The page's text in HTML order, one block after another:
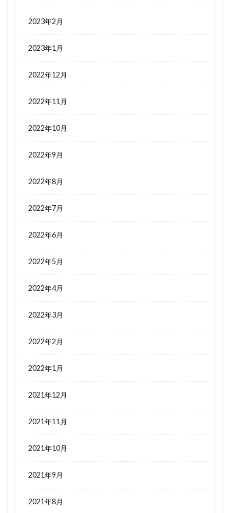
2023年2月
2023年1月
2022年12月
2022年11月
2022年10月
2022年9月
2022年8月
2022年7月
2022年6月
2022年5月
2022年4月
2022年3月
2022年2月
2022年1月
2021年12月
2021年11月
2021年10月
2021年9月
2021年8月